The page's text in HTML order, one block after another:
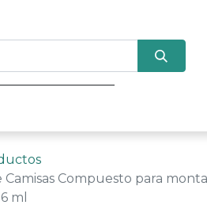
Compuesto para
ml